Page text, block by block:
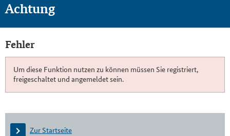
Achtung
Fehler
Um diese Funktion nutzen zu können müssen Sie registriert,
freigeschaltet und angemeldet sein.
Zur Startseite